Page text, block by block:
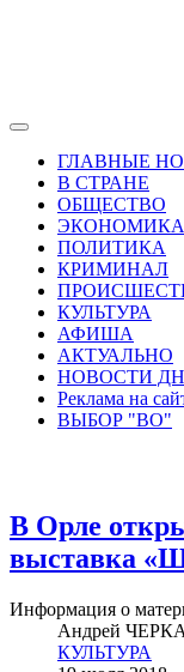
ГЛАВНЫЕ
В СТРАНЕ
ОБЩЕСТВО
ЭКОНОМИКА
ПОЛИТИКА
КРИМИНАЛ
КУЛЬТУРА
АФИША
АКТУАЛЬНО
НОВОСТИ
Реклама на
ВЫБОР "ВО"
В Орле
выставка
Информация о
Андрей
КУЛЬТУРА